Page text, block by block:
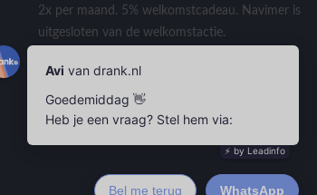
2x per maand. 5% welkomstcadeau. Navimer is
uitgesloten van de welkomstactie.